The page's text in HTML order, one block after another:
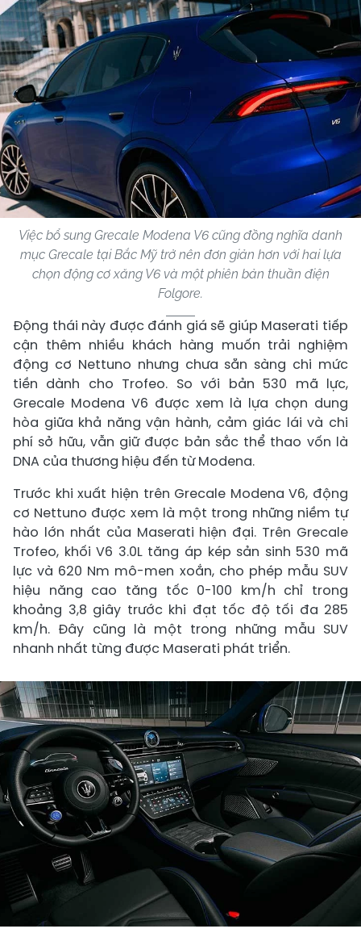
Việc bổ sung Grecale Modena V6 cũng đồng nghĩa danh
mục Grecale tại Bắc Mỹ trở nên đơn giản hơn với hai lựa
chọn động cơ xăng V6 và một phiên bản thuần điện
Folgore.
Động thái này được đánh giá sẽ giúp Maserati tiếp
cận thêm nhiều khách hàng muốn trải nghiệm
động cơ Nettuno nhưng chưa sẵn sàng chi mức
tiền dành cho Trofeo. So với bản 530 mã lực,
Grecale Modena V6 được xem là lựa chọn dung
hòa giữa khả năng vận hành, cảm giác lái và chi
phí sở hữu, vẫn giữ được bản sắc thể thao vốn là
DNA của thương hiệu đến từ Modena.
Trước khi xuất hiện trên Grecale Modena V6, động
cơ Nettuno được xem là một trong những niềm tự
hào lớn nhất của Maserati hiện đại. Trên Grecale
Trofeo, khối V6 3.0L tăng áp kép sản sinh 530 mã
lực và 620 Nm mô-men xoắn, cho phép mẫu SUV
hiệu năng cao tăng tốc 0-100 km/h chỉ trong
khoảng 3,8 giây trước khi đạt tốc độ tối đa 285
km/h. Đây cũng là một trong những mẫu SUV
nhanh nhất từng được Maserati phát triển.